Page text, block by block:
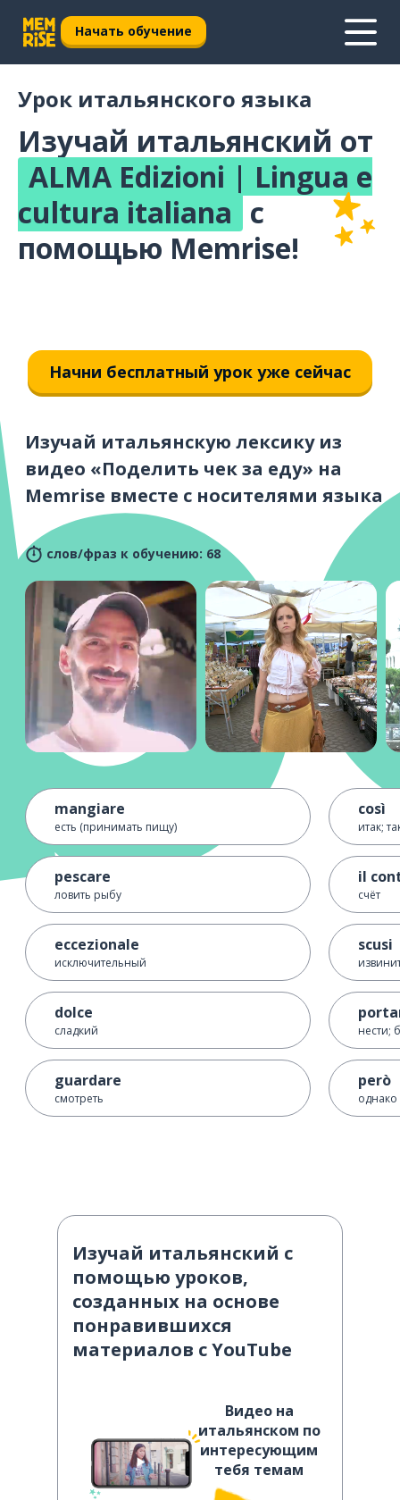
Начать обучение
Урок итальянского языка
Изучай итальянский от
ALMA Edizioni | Lingua e
cultura italiana с
помощью Memrise!
Начни бесплатный урок уже сейчас
Изучай итальянскую лексику из
видео «Поделить чек за еду» на
Memrise вместе с носителями языка
слов/фраз к обучению: 68
mangiare
есть (принимать пищу)
pescare
ловить рыбу
eccezionale
исключительный
dolce
сладкий
guardare
смотреть
così
итак;
il
счёт
scusi
нести;
però
однако
Изучай итальянский с
помощью уроков,
созданных на основе
понравившихся
материалов с YouTube
Видео на
итальянском по
интересующим
тебя темам